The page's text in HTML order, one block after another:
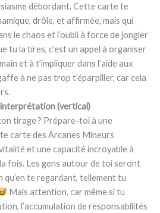
débordant. Cette carte te
drôle, et affirmée, mais qui
le chaos et l’oubli à force de jongler
tu la tires, c’est un appel à organiser
et à t’impliquer dans l’aide aux
à ne pas trop t’éparpiller, car cela
(vertical)
tirage ? Prépare-toi à une
carte des Arcanes Mineurs
et une capacité incroyable à
fois. Les gens autour de toi seront
te regardant, tellement tu
Mais attention, car même si tu
l’accumulation de responsabilités